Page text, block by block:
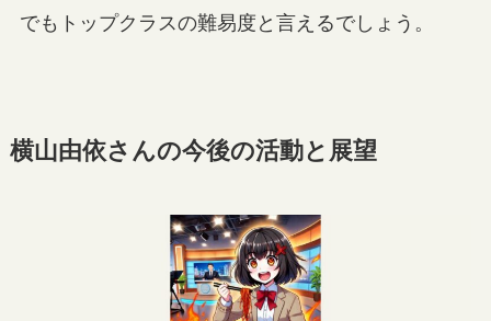
でもトップクラスの難易度と言えるでしょう。
横山由依さんの今後の活動と展望